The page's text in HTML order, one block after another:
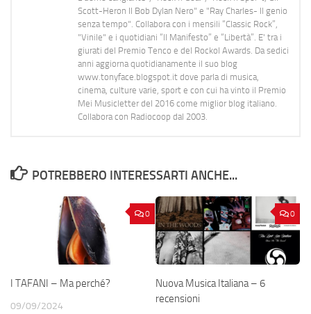
Scott-Heron Il Bob Dylan Nero" e "Ray Charles- Il genio
senza tempo". Collabora con i mensili “Classic Rock”,
"Vinile" e i quotidiani “Il Manifesto” e “Libertà”. E' tra i
giurati del Premio Tenco e del Rockol Awards. Da sedici
anni aggiorna quotidianamente il suo blog
www.tonyface.blogspot.it dove parla di musica,
cinema, culture varie, sport e con cui ha vinto il Premio
Mei Musicletter del 2016 come miglior blog italiano.
Collabora con Radiocoop dal 2003.
POTREBBERO INTERESSARTI ANCHE...
0
I TAFANI – Ma perché?
09/09/2024
0
Nuova Musica Italiana – 6
recensioni